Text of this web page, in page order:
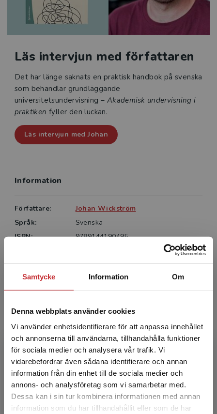
Samtycke Information Om
Denna webbplats använder cookies
Vi använder enhetsidentifierare för att anpassa innehållet
och annonserna till användarna, tillhandahålla funktioner
för sociala medier och analysera vår trafik. Vi
vidarebefordrar även sådana identifierare och annan
information från din enhet till de sociala medier och
annons- och analysföretag som vi samarbetar med.
Dessa kan i sin tur kombinera informationen med annan
information som du har tillhandahållit eller som de har
Begränsad fraktregion
såväl erfarna som nya universitetslärare och
stimulerar viljan att prova nya vägar i undervisningen.
Läs intervjun med författaren
Det har länge saknats en praktisk handbok på svenska
som behandlar grundläggande
universitetsundervisning – Akademisk undervisning i
praktiken fyller den luckan.
Läs intervjun med Johan
Information
Författare:
Johan Wickström
Språk:
Svenska
ISBN:
9789144190495
Artikelnummer:
47356-SB01
Upplaga:
Första
Författare
Johan Wickström